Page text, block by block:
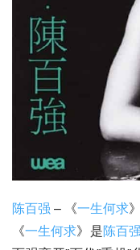
陈百强 – 《一生何求
《一生何求》是陈百强